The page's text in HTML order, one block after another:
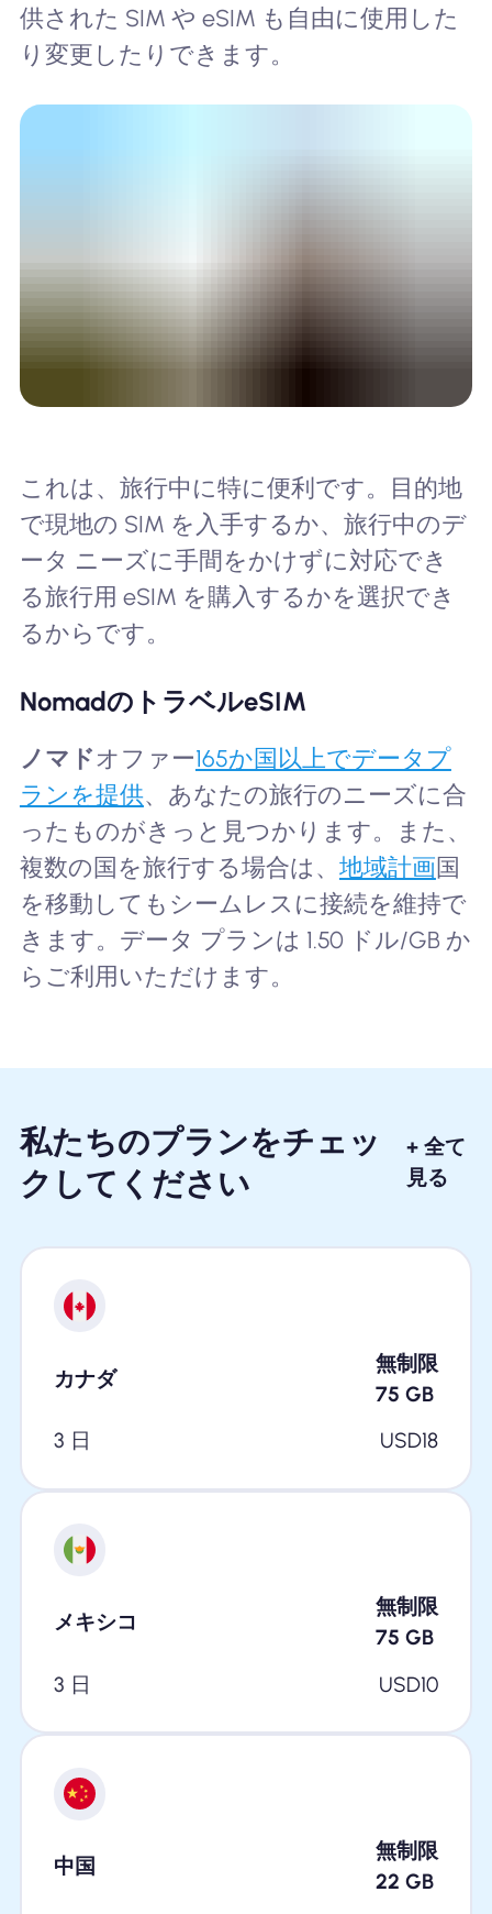
供された SIM や eSIM も自由に使用した
り変更したりできます。
これは、旅行中に特に便利です。目的地
で現地の SIM を入手するか、旅行中のデ
ータ ニーズに手間をかけずに対応でき
る旅行用 eSIM を購入するかを選択でき
るからです。
NomadのトラベルeSIM
ノマドオファー165か国以上でデータプ
ランを提供、あなたの旅行のニーズに合
ったものがきっと見つかります。また、
複数の国を旅行する場合は、 地域計画国
を移動してもシームレスに接続を維持で
きます。データ プランは 1.50 ドル/GB か
らご利用いただけます。
私たちのプランをチェッ
クしてください
+ 全て
見る
カナダ
無制限
75 GB
3 日
USD18
メキシコ
無制限
75 GB
3 日
USD10
中国
無制限
22 GB